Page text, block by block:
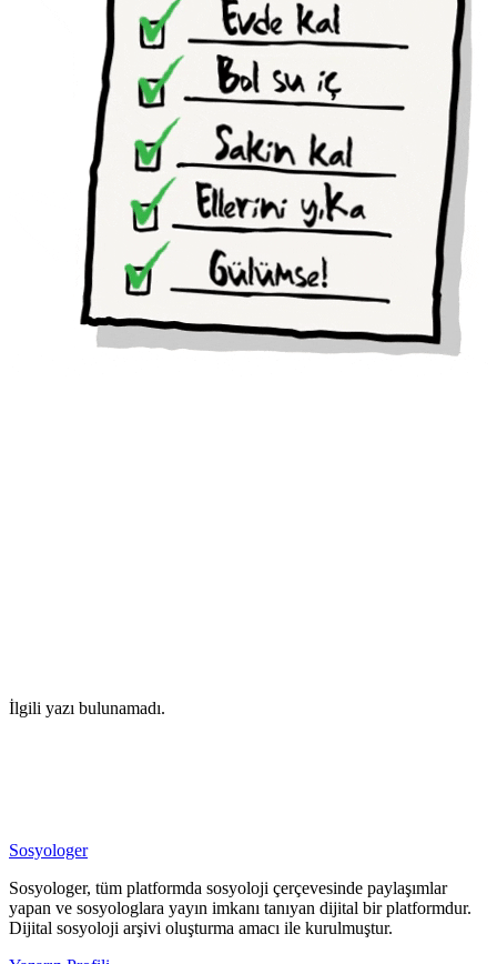
İlgili yazı bulunamadı.
Sosyologer
Sosyologer, tüm platformda sosyoloji çerçevesinde paylaşımlar
yapan ve sosyologlara yayın imkanı tanıyan dijital bir platformdur.
Dijital sosyoloji arşivi oluşturma amacı ile kurulmuştur.